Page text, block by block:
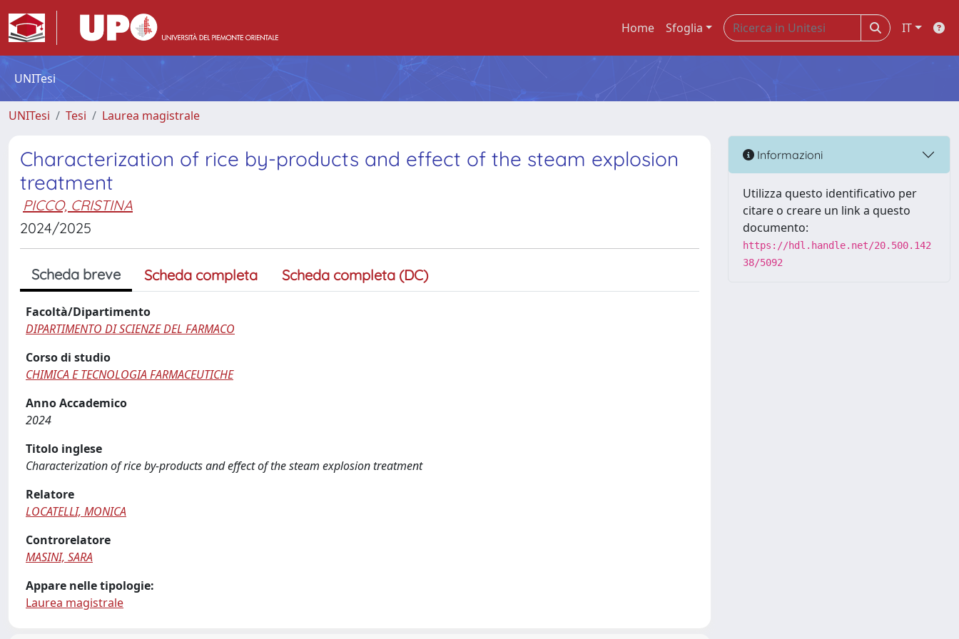
Home Sfoglia IT
UNITesi
UNITesi Tesi Laurea magistrale
Characterization of rice by-products and effect of the steam explosion
treatment
PICCO, CRISTINA
2024/2025
Scheda breve Scheda completa Scheda completa (DC)
Facoltà/Dipartimento
DIPARTIMENTO DI SCIENZE DEL FARMACO
Corso di studio
CHIMICA E TECNOLOGIA FARMACEUTICHE
Anno Accademico
2024
Titolo inglese
Characterization of rice by-products and effect of the steam explosion treatment
Relatore
LOCATELLI, MONICA
Controrelatore
MASINI, SARA
Appare nelle tipologie:
Laurea magistrale
Informazioni
Utilizza questo identificativo per
citare o creare un link a questo
documento:
https://hdl.handle.net/20.500.142
38/5092